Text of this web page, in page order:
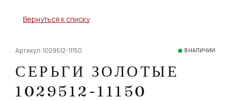
Вернуться к списку
Артикул: 1029512-11150 В НАЛИЧИИ
СЕРЬГИ ЗОЛОТЫЕ
1029512-11150